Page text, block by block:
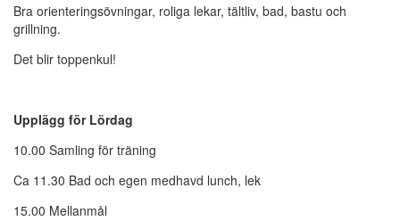
Bra orienteringsövningar, roliga lekar, tältliv, bad, bastu och
grillning.
Det blir toppenkul!
Upplägg för Lördag
10.00 Samling för träning
Ca 11.30 Bad och egen medhavd lunch, lek
15.00 Mellanmål